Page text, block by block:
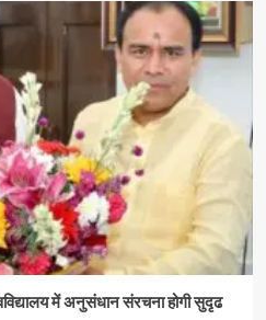
में अनुसंधान संरचना होगी सुदृढ